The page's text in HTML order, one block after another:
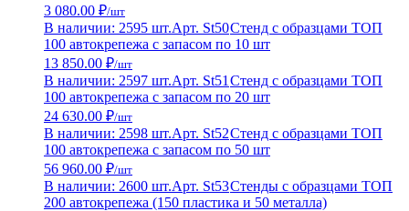
3 080.00 ₽/шт
В наличии: 2595 шт.Арт. St50Стенд с образцами ТОП
100 автокрепежа с запасом по 10 шт
13 850.00 ₽/шт
В наличии: 2597 шт.Арт. St51 Стенд с образцами ТОП
100 автокрепежа с запасом по 20 шт
24 630.00 ₽/шт
В наличии: 2598 шт.Арт. St52Стенд с образцами ТОП
100 автокрепежа с запасом по 50 шт
56 960.00 ₽/шт
В наличии: 2600 шт.Арт. St53Стенды с образцами ТОП
200 автокрепежа (150 пластика и 50 металла)